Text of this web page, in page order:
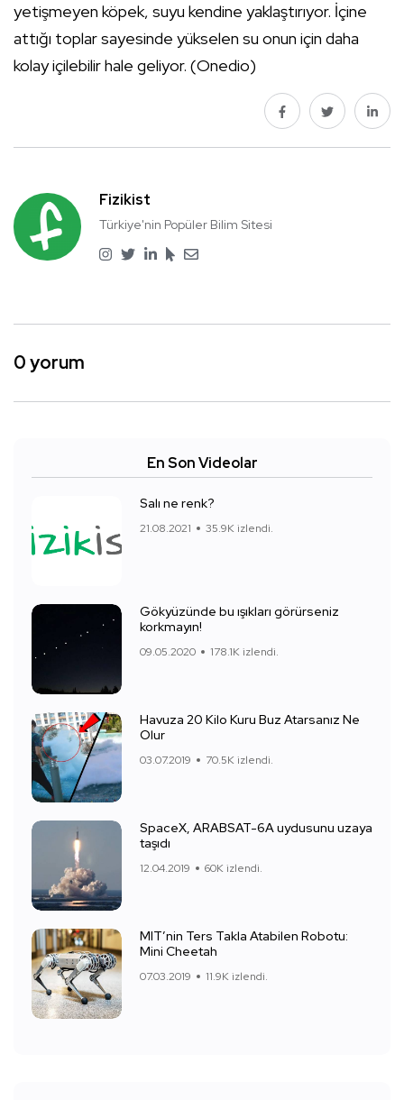
yetişmeyen köpek, suyu kendine yaklaştırıyor. İçine
attığı toplar sayesinde yükselen su onun için daha
kolay içilebilir hale geliyor. (Onedio)
Fizikist
Türkiye'nin Popüler Bilim Sitesi
0 yorum
En Son Videolar
Salı ne renk?
21.08.2021 35.9K izlendi.
Gökyüzünde bu ışıkları görürseniz
korkmayın!
09.05.2020 178.1K izlendi.
Havuza 20 Kilo Kuru Buz Atarsanız Ne
Olur
03.07.2019 70.5K izlendi.
SpaceX, ARABSAT-6A uydusunu uzaya
taşıdı
12.04.2019 60K izlendi.
MIT’nin Ters Takla Atabilen Robotu:
Mini Cheetah
07.03.2019 11.9K izlendi.